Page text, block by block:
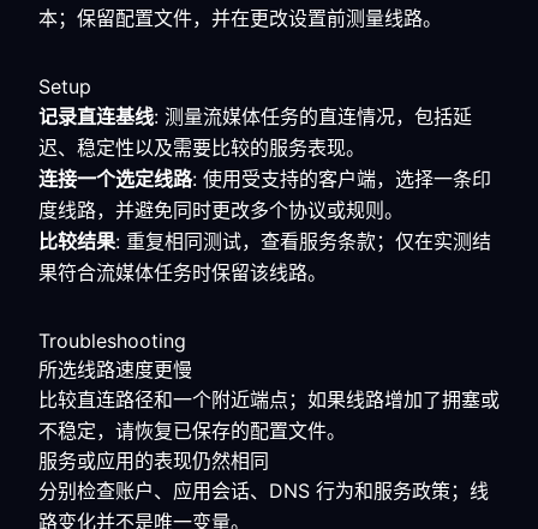
本；保留配置文件，并在更改设置前测量线路。
Setup
记录直连基线: 测量流媒体任务的直连情况，包括延
迟、稳定性以及需要比较的服务表现。
连接一个选定线路: 使用受支持的客户端，选择一条印
度线路，并避免同时更改多个协议或规则。
比较结果: 重复相同测试，查看服务条款；仅在实测结
果符合流媒体任务时保留该线路。
Troubleshooting
所选线路速度更慢
比较直连路径和一个附近端点；如果线路增加了拥塞或
不稳定，请恢复已保存的配置文件。
服务或应用的表现仍然相同
分别检查账户、应用会话、DNS 行为和服务政策；线
路变化并不是唯一变量。